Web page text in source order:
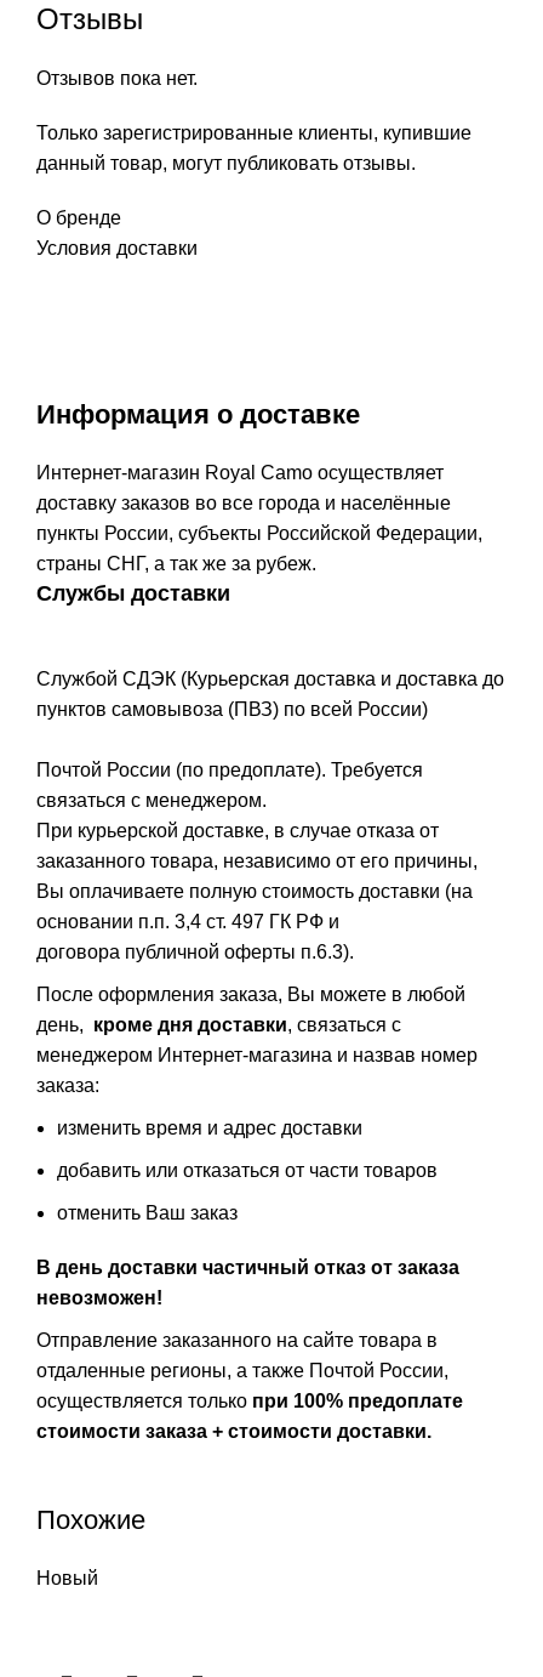
Отзывы
Отзывов пока нет.
Только зарегистрированные клиенты, купившие
данный товар, могут публиковать отзывы.
О бренде
Условия доставки
Информация о доставке
Интернет-магазин Royal Camo осуществляет
доставку заказов во все города и населённые
пункты России, субъекты Российской Федерации,
страны СНГ, а так же за рубеж.
Службы доставки
Службой СДЭК (Курьерская доставка и доставка до
пунктов самовывоза (ПВЗ) по всей России)
Почтой России (по предоплате). Требуется
связаться с менеджером.
При курьерской доставке, в случае отказа от
заказанного товара, независимо от его причины,
Вы оплачиваете полную стоимость доставки (на
основании п.п. 3,4 ст. 497 ГК РФ и
договора публичной оферты п.6.3).
После оформления заказа, Вы можете в любой
день, кроме дня доставки, связаться с
менеджером Интернет-магазина и назвав номер
заказа:
изменить время и адрес доставки
добавить или отказаться от части товаров
отменить Ваш заказ
В день доставки частичный отказ от заказа
невозможен!
Отправление заказанного на сайте товара в
отдаленные регионы, а также Почтой России,
осуществляется только при 100% предоплате
стоимости заказа + стоимости доставки.
Похожие
Новый